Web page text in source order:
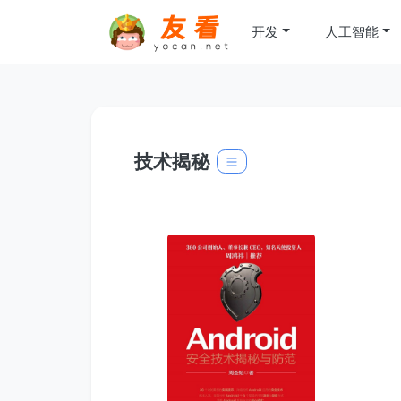
开发 人工智能
技术揭秘